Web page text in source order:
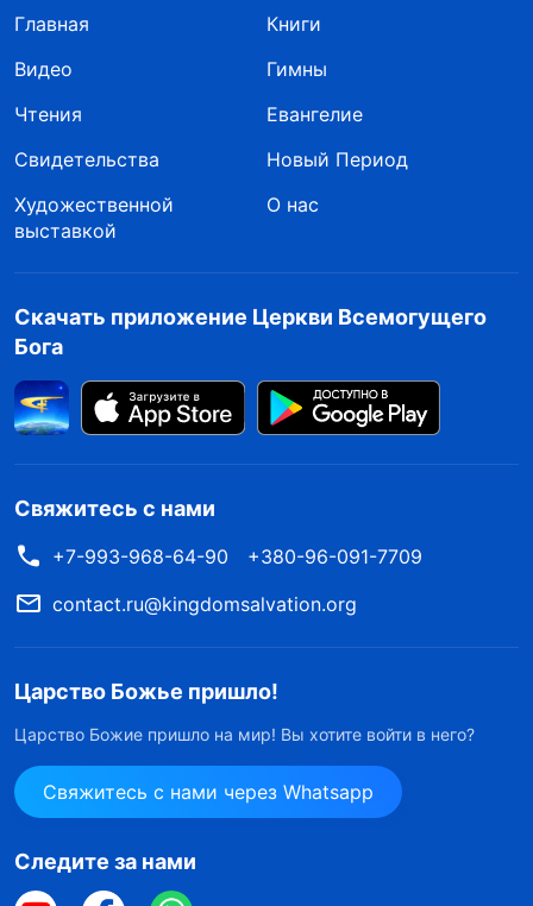
Главная
Книги
Видео
Гимны
Чтения
Евангелие
Свидетельства
Новый Период
Художественной
выставкой
О нас
Скачать приложение Церкви Всемогущего
Бога
Свяжитесь с нами
+7-993-968-64-90
+380-96-091-7709
contact.ru@kingdomsalvation.org
Царство Божье пришло!
Царство Божие пришло на мир! Вы хотите войти в него?
Свяжитесь с нами через Whatsapp
Следите за нами